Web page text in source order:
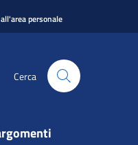
personale
Cerca